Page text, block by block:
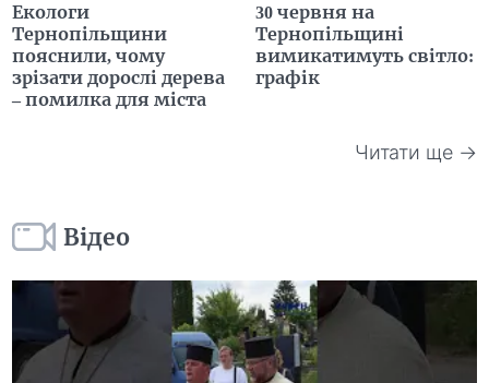
Екологи
Тернопільщини
пояснили, чому
зрізати дорослі дерева
– помилка для міста
30 червня на
Тернопільщині
вимикатимуть світло:
графік
Читати ще →
Відео